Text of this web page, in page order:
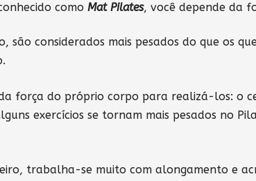
como Mat Pilates, você depende da
são considerados mais pesados do que os
força do próprio corpo para realizá-los: o
exercícios se tornam mais pesados no
trabalha-se muito com alongamento e